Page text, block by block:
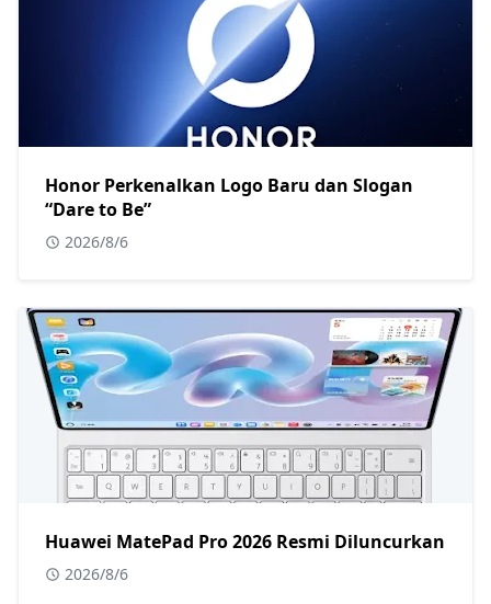
Honor Perkenalkan Logo Baru dan Slogan
“Dare to Be”
2026/8/6
Huawei MatePad Pro 2026 Resmi Diluncurkan
2026/8/6